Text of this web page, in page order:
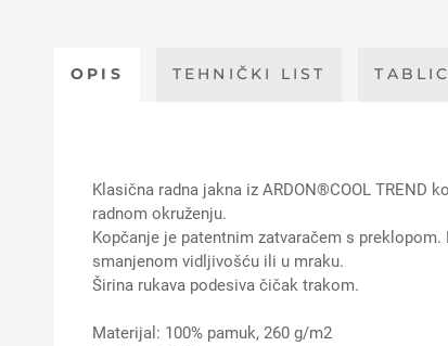
OPIS TEHNIČKI LIST
Klasična radna jakna iz ARDON®COOL
radnom okruženju.
Kopčanje je patentnim zatvaračem s
smanjenom vidljivošću ili u mraku.
Širina rukava podesiva čičak trakom.
Materijal: 100% pamuk, 260 g/m2